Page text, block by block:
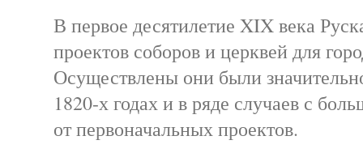
В первое десятилетие XIX века
проектов соборов и церквей для
Осуществлены они были
1820-х годах и в ряде случаев с
от первоначальных проектов.